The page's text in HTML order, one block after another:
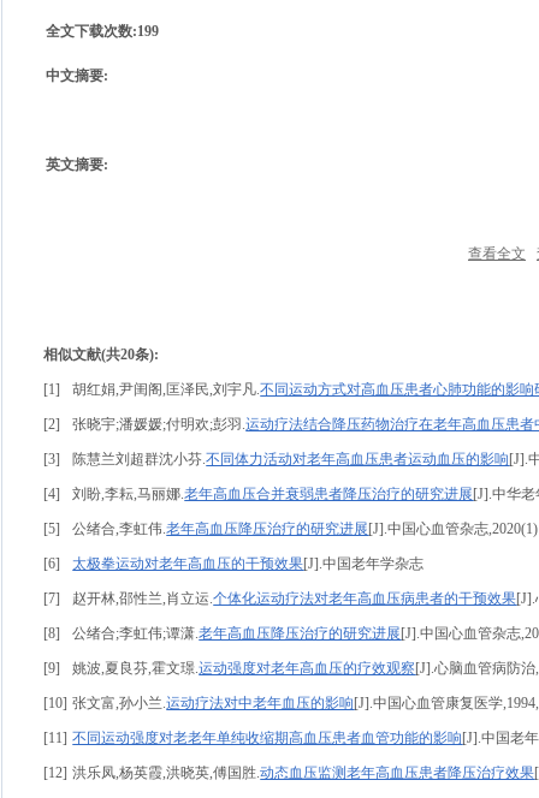
全文下载次数:199
中文摘要:
英文摘要:
查看全文
相似文献(共20条):
[1] 胡红娟,尹闺阁,匡泽民,刘宇凡.不同运动方式对高血压患者心肺功能的影响
[2] 张晓宇;潘媛媛;付明欢;彭羽.运动疗法结合降压药物治疗在老年高血压患
[3] 陈慧兰刘超群沈小芬.不同体力活动对老年高血压患者运动血压的影响 [J].
[4] 刘盼,李耘,马丽娜.老年高血压合并衰弱患者降压治疗的研究进展 [J].中华老
[5] 公绪合,李虹伟.老年高血压降压治疗的研究进展 [J].中国心血管杂志
[6] 太极拳运动对老年高血压的干预效果[J].中国老年学杂志
[7] 赵开林,邵性兰,肖立运.个体化运动疗法对老年高血压病患者的干预效果
[8] 公绪合;李虹伟;谭潇.老年高血压降压治疗的研究进展 [J].中国心血管杂志
[9] 姚波,夏良芬,霍文璟.运动强度对老年高血压的疗效观察 [J].心脑血管病防治
[10] 张文富,孙小兰.运动疗法对中老年血压的影响 [J].中国心血管康复医学
[11] 不同运动强度对老老年单纯收缩期高血压患者血管功能的影响 [J].中国老
[12] 洪乐凤,杨英霞,洪晓英,傅国胜.动态血压监测老年高血压患者降压治疗效果